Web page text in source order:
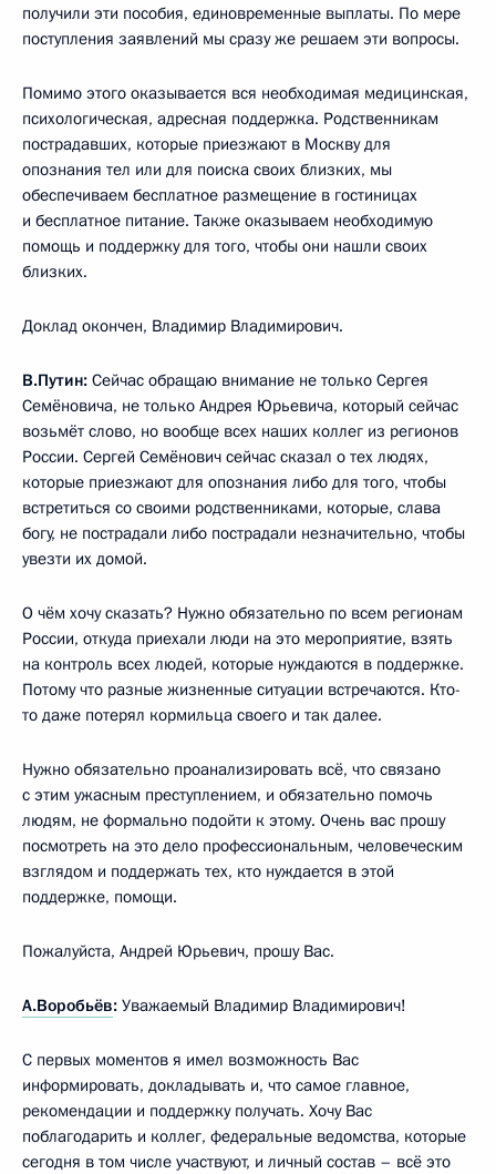
получили эти пособия, единовременные выплаты. По мере
поступления заявлений мы сразу же решаем эти вопросы.
Помимо этого оказывается вся необходимая медицинская,
психологическая, адресная поддержка. Родственникам
пострадавших, которые приезжают в Москву для
опознания тел или для поиска своих близких, мы
обеспечиваем бесплатное размещение в гостиницах
и бесплатное питание. Также оказываем необходимую
помощь и поддержку для того, чтобы они нашли своих
близких.
Доклад окончен, Владимир Владимирович.
В.Путин: Сейчас обращаю внимание не только Сергея
Семёновича, не только Андрея Юрьевича, который сейчас
возьмёт слово, но вообще всех наших коллег из регионов
России. Сергей Семёнович сейчас сказал о тех людях,
которые приезжают для опознания либо для того, чтобы
встретиться со своими родственниками, которые, слава
богу, не пострадали либо пострадали незначительно, чтобы
увезти их домой.
О чём хочу сказать? Нужно обязательно по всем регионам
России, откуда приехали люди на это мероприятие, взять
на контроль всех людей, которые нуждаются в поддержке.
Потому что разные жизненные ситуации встречаются. Кто-
то даже потерял кормильца своего и так далее.
Нужно обязательно проанализировать всё, что связано
с этим ужасным преступлением, и обязательно помочь
людям, не формально подойти к этому. Очень вас прошу
посмотреть на это дело профессиональным, человеческим
взглядом и поддержать тех, кто нуждается в этой
поддержке, помощи.
Пожалуйста, Андрей Юрьевич, прошу Вас.
А.Воробьёв: Уважаемый Владимир Владимирович!
С первых моментов я имел возможность Вас
информировать, докладывать и, что самое главное,
рекомендации и поддержку получать. Хочу Вас
поблагодарить и коллег, федеральные ведомства, которые
сегодня в том числе участвуют, и личный состав – всё это